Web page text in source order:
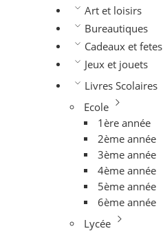
Art et loisirs
Bureautiques
Cadeaux et fetes
Jeux et jouets
Livres Scolaires
Ecole
1ère année
2ème année
3ème année
4ème année
5ème année
6ème année
Lycée